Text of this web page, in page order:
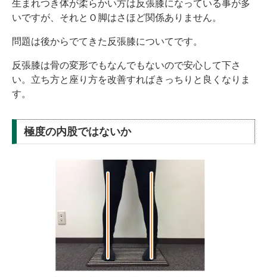
生まれつき体が柔らかい方は反張膝になっている事が多
いですが、それとＯ脚はさほど関係ありません。
問題は後からでてきた反張膝についてです。
反張膝は骨の変形でもなんでもないので安心して下さ
い。立ち方と座り方を改善すればきっちりと良くなりま
す。
極度の内股ではないか